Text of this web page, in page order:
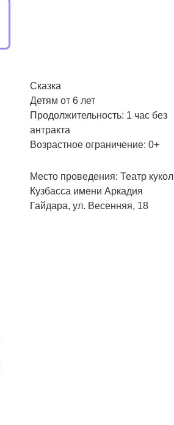
Сказка
Детям от 6 лет
Продолжительность: 1 час без
антракта
Возрастное ограничение: 0+
Место проведения: Театр кукол
Кузбасса имени Аркадия
Гайдара, ул. Весенняя, 18